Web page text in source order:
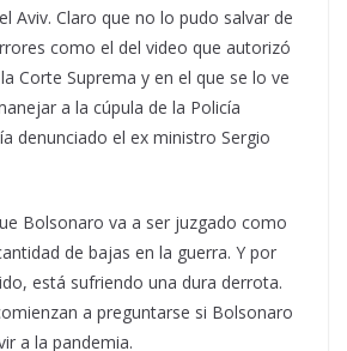
Aviv. Claro que no lo pudo salvar de
como el del video que autorizó
Corte Suprema y en el que se lo ve
a la cúpula de la Policía
denunciado el ex ministro Sergio
Bolsonaro va a ser juzgado como
de bajas en la guerra. Y por
está sufriendo una dura derrota.
a preguntarse si Bolsonaro
a la pandemia.